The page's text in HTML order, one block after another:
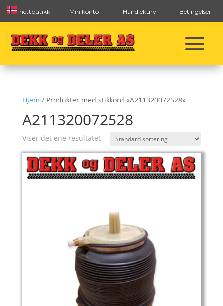
nettbutikk Min konto Handlekurv Betingelser
Hjem / Produkter med stikkord «A211320072528»
A211320072528
Viser det ene resultatet